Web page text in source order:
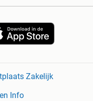
Zakelijk
Info